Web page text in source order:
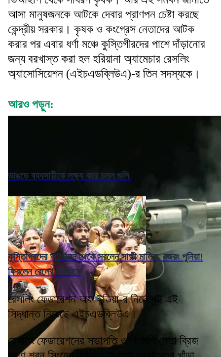
আসা মানুষজনকে আটকে দেবার প্রাণপন চেষ্টা করছে
কেন্দ্রীয় সরকার। কৃষক ও কংগ্রেস নেতাদের আটক
করার পর এবার ধর্ণা মঞ্চে কুস্তিগীরদের পাশে দাঁড়ানোর
জন্য বরখাস্ত করা হল হরিয়ানা অ্যামেচার রেসলিং
অ্যাসোসিয়েশন (এইচএডব্লিউএ)-র তিন সদস্যকে।
আরও পড়ুন:
ভাঙড়ে ব্যবসায়ীকে লক্ষ্য করে চলল গুলি
কুস্তিগিরদের আন্দোলন থেকে সরলেন সাক্ষী মালিক, বজরং পুনিয়া!
ফিরলেন রেলের চাকরিতে
রেসলিং ফেডারেশন অফ ইন্ডিয়া-র নির্দেশেই এই
সিদ্ধান্ত নিয়েছে এইচএডব্লিউএ।
রেসলিং ফেডারেশনের সভাপতি ও বিজেপি নেতা ব্রিজ